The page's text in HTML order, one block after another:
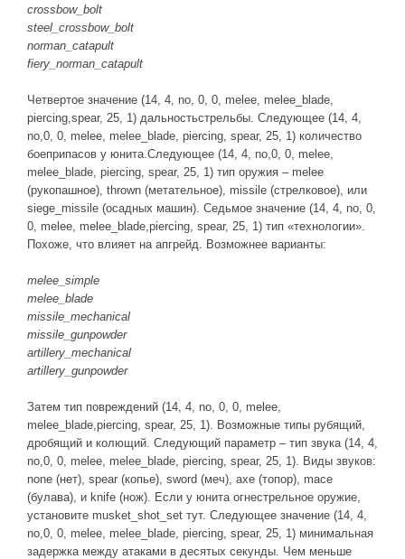
crossbow_bolt
steel_crossbow_bolt
norman_catapult
fiery_norman_catapult
Четвертое значение (14, 4, no, 0, 0, melee, melee_blade,
piercing,spear, 25, 1) дальностьстрельбы. Следующее (14, 4,
no,0, 0, melee, melee_blade, piercing, spear, 25, 1) количество
боеприпасов у юнита.Следующее (14, 4, no,0, 0, melee,
melee_blade, piercing, spear, 25, 1) тип оружия – melee
(рукопашное), thrown (метательное), missile (стрелковое), или
siege_missile (осадных машин). Седьмое значение (14, 4, no, 0,
0, melee, melee_blade,piercing, spear, 25, 1) тип «технологии».
Похоже, что влияет на апгрейд. Возможнее варианты:
melee_simple
melee_blade
missile_mechanical
missile_gunpowder
artillery_mechanical
artillery_gunpowder
Затем тип повреждений (14, 4, no, 0, 0, melee,
melee_blade,piercing, spear, 25, 1). Возможные типы рубящий,
дробящий и колющий. Следующий параметр – тип звука (14, 4,
no,0, 0, melee, melee_blade, piercing, spear, 25, 1). Виды звуков:
none (нет), spear (копье), sword (меч), axe (топор), mace
(булава), и knife (нож). Если у юнита огнестрельное оружие,
установите musket_shot_set тут. Следующее значение (14, 4,
no,0, 0, melee, melee_blade, piercing, spear, 25, 1) минимальная
задержка между атаками в десятых секунды. Чем меньше